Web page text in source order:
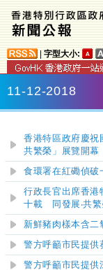
字型大小:
11-12-2018
香港特區政府慶祝
共繁榮 」 展覽開幕
食環署在紅磡偵破
行政長官出席香港
十載 同發展‧共繁
新鮮豬肉樣本含二
警方呼籲市民提供
警方呼籲市民提供